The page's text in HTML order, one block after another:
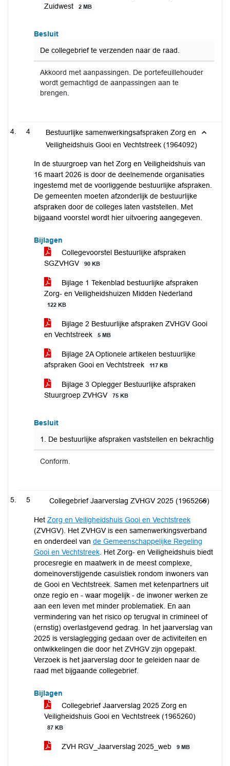
Zuidwest
2 MB
Besluit
De collegebrief te verzenden naar de raad.
Akkoord met aanpassingen. De portefeuillehouder
wordt gemachtigd de aanpassingen aan te
brengen.
4
Bestuurlijke samenwerkingsafspraken Zorg en
Veiligheidshuis Gooi en Vechtstreek (1964092)
In de stuurgroep van het Zorg en Veiligheidshuis van
16 maart 2026 is door de deelnemende organisaties
ingestemd met de voorliggende bestuurlijke afspraken.
De gemeenten moeten afzonderlijk de bestuurlijke
afspraken door de colleges laten vaststellen. Met
bijgaand voorstel wordt hier uitvoering aangegeven.
Bijlagen
Collegevoorstel Bestuurlijke afspraken
SGZVHGV
90 KB
Bijlage 1 Tekenblad bestuurlijke afspraken
Zorg- en Veiligheidshuizen Midden Nederland
122 KB
Bijlage 2 Bestuurlijke afspraken ZVHGV Gooi
en Vechtstreek
5 MB
Bijlage 2A Optionele artikelen bestuurlijke
afspraken Gooi en Vechtstreek
117 KB
Bijlage 3 Oplegger Bestuurlijke afspraken
Stuurgroep ZVHGV
75 KB
Besluit
1. De bestuurlijke afspraken vaststellen en bekrachtigen
Conform.
5 Collegebrief Jaarverslag ZVHGV 2025 (1965260)
Het Zorg en Veiligheidshuis Gooi en Vechtstreek
(ZVHGV). Het ZVHGV is een samenwerkingsverband
en onderdeel van de Gemeenschappelijke Regeling
Gooi en Vechtstreek . Het Zorg- en Veiligheidshuis biedt
procesregie en maatwerk in de meest complexe,
domeinoverstijgende casuïstiek rondom inwoners van
de Gooi en Vechtstreek. Samen met ketenpartners uit
onze regio en - waar mogelijk - de inwoner werken ze
aan een leven met minder problematiek. En aan
vermindering van het risico op terugval in crimineel of
(ernstig) overlastgevend gedrag. In het jaarverslag van
2025 is verslaglegging gedaan over de activiteiten en
ontwikkelingen die door het ZVHGV zijn opgepakt.
Verzoek is het jaarverslag door te geleiden naar de
raad met bijgaande collegebrief.
Bijlagen
Collegebrief Jaarverslag 2025 Zorg en
Veiligheidshuis Gooi en Vechtstreek (1965260)
87 KB
ZVH RGV_Jaarverslag 2025_web 9 MB